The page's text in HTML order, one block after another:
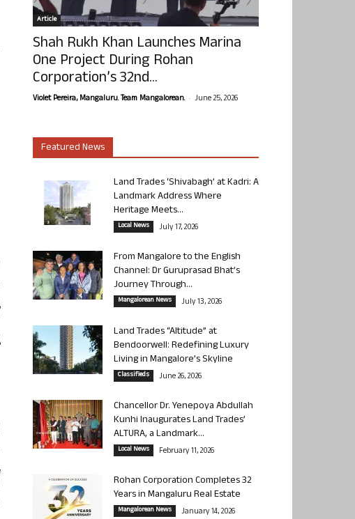
Article
Shah Rukh Khan Launches Marina
One Project During Rohan
Corporation’s 32nd...
Violet Pereira, Mangaluru. Team Mangalorean. - June 25, 2026
Featured News
Land Trades ‘Shivabagh’ at Kadri: A
Landmark Address Where
Heritage Meets...
Local News July 17, 2026
From Mangalore to the English
Channel: Dr Guruprasad Bhat’s
Journey Through...
Mangalorean News July 13, 2026
Land Trades “Altitude” at
Bendoorwell: Redefining Luxury
Living in Mangalore’s Skyline
Classifieds June 26, 2026
Chancellor Dr. Yenepoya Abdullah
Kunhi Inaugurates Land Trades’
ALTURA, a Landmark...
Local News February 11, 2026
Rohan Corporation Completes 32
Years in Mangaluru Real Estate
Mangalorean News January 14, 2026